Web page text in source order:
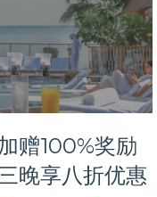
赠100%奖励
晚享八折优惠